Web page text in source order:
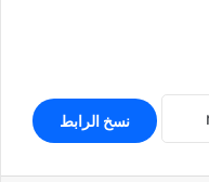
نسخ الرابط